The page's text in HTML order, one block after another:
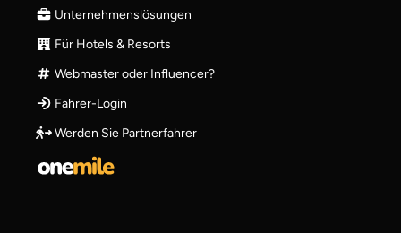
Unternehmenslösungen
Für Hotels & Resorts
Webmaster oder Influencer?
Fahrer-Login
Werden Sie Partnerfahrer